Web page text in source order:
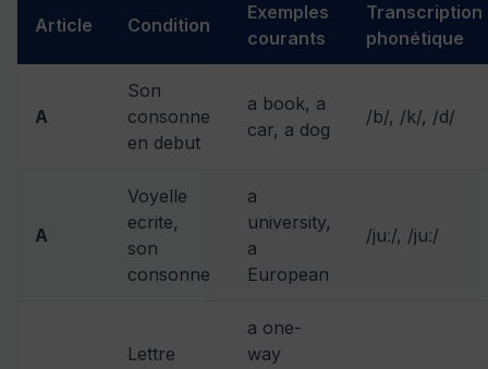
Article Condition
Exemples
courants
Transcription
phonétique
A
Son
consonne
en debut
a book, a
car, a dog
/b/, /k/, /d/
A
Voyelle
ecrite,
son
consonne
a
university,
a
European
/juː/, /juː/
Lettre
a one-
way